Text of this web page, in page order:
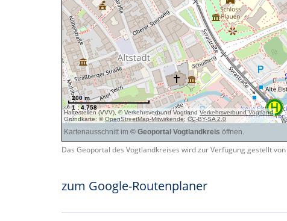
Das Geoportal des Vogtlandkreises wird zur Verfügung gestellt von
zum Google-Routenplaner